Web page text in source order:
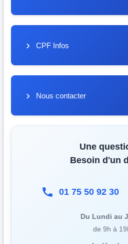
CPF Infos
Nous contacter
Une
Besoin d'un
01 75 50 92 30
Du Lundi au
de 9h à